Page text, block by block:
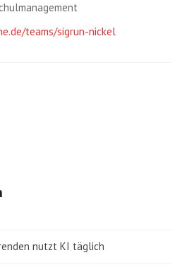
teams/sigrun-nickel
nutzt KI täglich